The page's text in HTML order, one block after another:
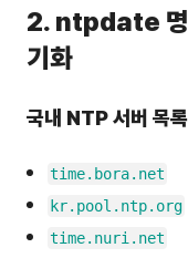
2. ntpdate 명
기화
국내 NTP 서버 목록
time.bora.net
kr.pool.ntp.org
time.nuri.net